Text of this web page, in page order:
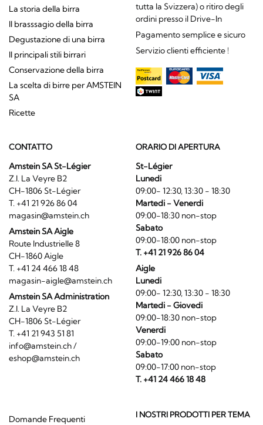
La storia della birra
Il brasssagio della birra
Degustazione di una birra
Il principali stili birrari
Conservazione della birra
La scelta di birre per AMSTEIN
SA
Ricette
tutta la Svizzera) o ritiro degli
ordini presso il Drive-In
Pagamento semplice e sicuro
Servizio clienti efficiente !
CONTATTO
Amstein SA St-Légier
Z.I. La Veyre B2
CH-1806 St-Légier
T. +41 21 926 86 04
magasin@amstein.ch
Amstein SA Aigle
Route Industrielle 8
CH-1860 Aigle
T. +41 24 466 18 48
magasin-aigle@amstein.ch
Amstein SA Administration
Z.I. La Veyre B2
CH-1806 St-Légier
T. +41 21 943 51 81
info@amstein.ch/
eshop@amstein.ch
ORARIO DI APERTURA
St-Légier
Lunedi
09:00- 12:30, 13:30 - 18:30
Martedi - Venerdi
09:00-18:30 non-stop
Sabato
09:00-18:00 non-stop
T. +41 21 926 86 04
Aigle
Lunedi
09:00- 12:30, 13:30 - 18:30
Martedi - Giovedi
09:00-18:30 non-stop
Venerdi
09:00-19:00 non-stop
Sabato
09:00-17:00 non-stop
T. +41 24 466 18 48
Domande Frequenti I NOSTRI PRODOTTI PER TEMA